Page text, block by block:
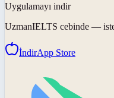
Uygulamayı indir
UzmanIELTS cebinde —
İndirApp Store